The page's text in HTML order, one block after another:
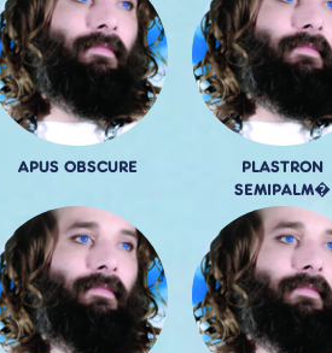
APUS OBSCURE
PLASTRON
SEMIPALM�